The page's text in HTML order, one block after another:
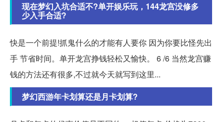
现在梦幻入坑合适不?单开娱乐玩，144龙宫没修多
少入手合适?
快是一个前提!抓鬼什么的才能有人要你 因为你要比怪先出
手 节省时间。单开龙宫挣钱轻松又愉快。 6 /6 当然龙宫赚
钱的方法还有很多,不过就今天就写到这里...
梦幻西游年卡划算还是月卡划算?